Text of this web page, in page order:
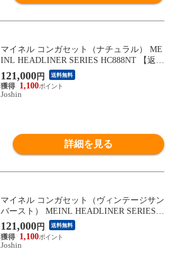
マイネル コンガセット（ナチュラル） ME
INL HEADLINER SERIES HC888NT 【返品
種別A】
121,000円 送料無料
1,100
Joshin
詳細を見る
マイネル コンガセット（ヴィンテージサン
バースト） MEINL HEADLINER SERIES H
C888VSB 【返品種別A】
121,000円 送料無料
1,100
Joshin